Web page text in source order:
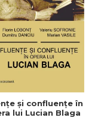
şi confluenţe în
lui Lucian Blaga